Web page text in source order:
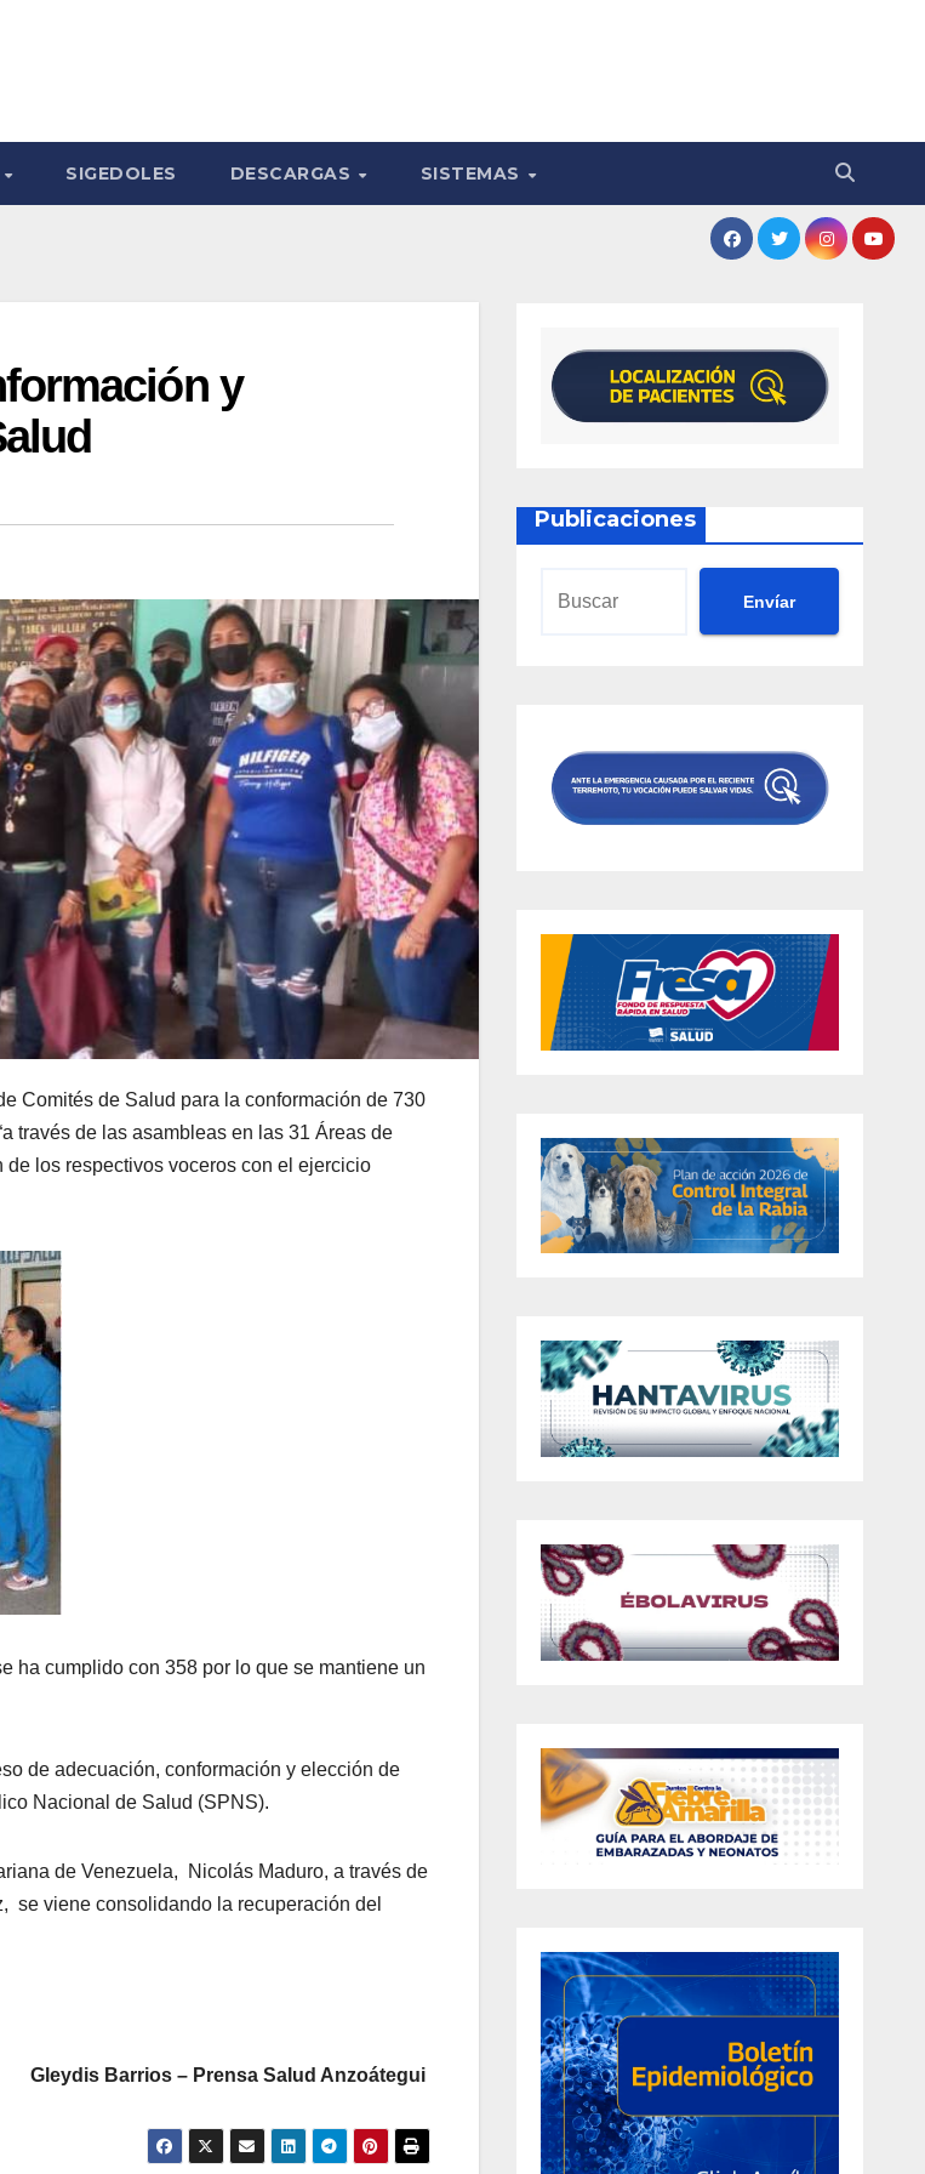
SIGEDOLES DESCARGAS SISTEMAS
y
Comités de Salud para la conformación de 730
través de las asambleas en las 31 Áreas de
los respectivos voceros con el ejercicio
ha cumplido con 358 por lo que se mantiene un
de adecuación, conformación y elección de
Nacional de Salud (SPNS).
de Venezuela, Nicolás Maduro, a través de
se viene consolidando la recuperación del
Gleydis Barrios – Prensa Salud Anzoátegui
Publicaciones
Envíar